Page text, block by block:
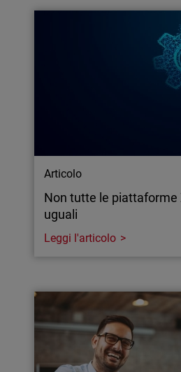
Articolo
Non tutte le piattaforme
uguali
Leggi l'articolo